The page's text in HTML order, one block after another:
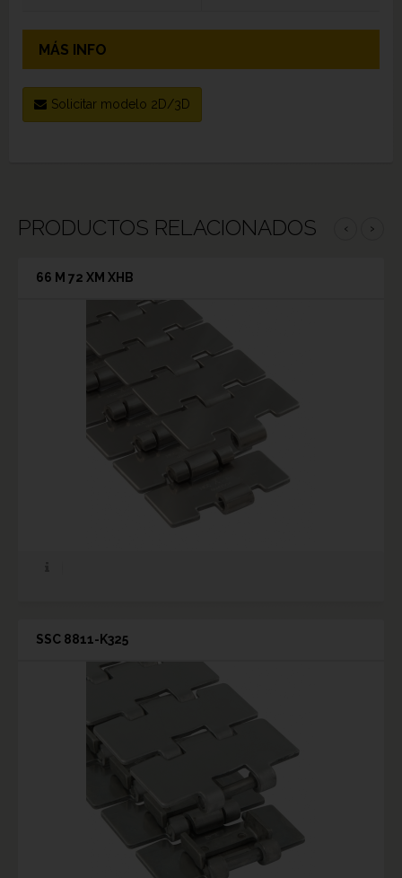
MÁS INFO
Solicitar modelo 2D/3D
PRODUCTOS RELACIONADOS ‹ ›
66 M 72 XM XHB
SSC 8811-K325